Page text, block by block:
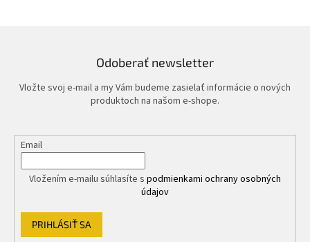
Odoberať newsletter
Vložte svoj e-mail a my Vám budeme zasielať informácie o nových
produktoch na našom e-shope.
Email
Vložením e-mailu súhlasíte s podmienkami ochrany osobných
údajov
PRIHLÁSIŤ SA